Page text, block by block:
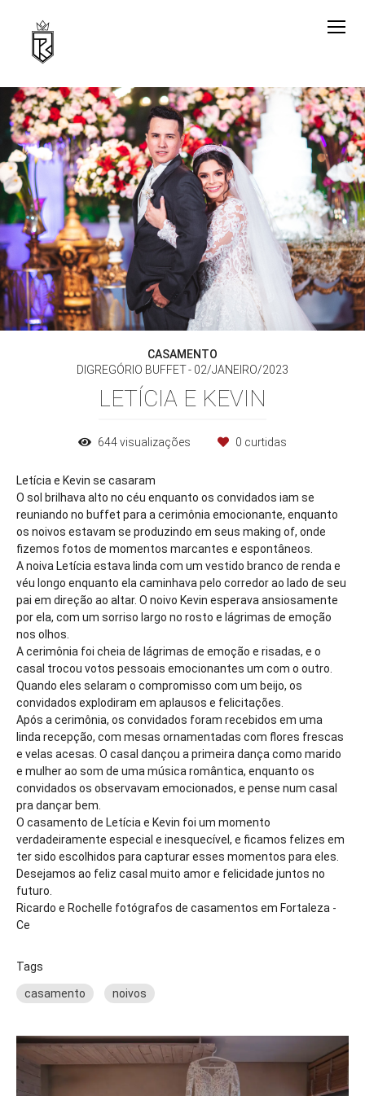
CASAMENTO
DIGREGÓRIO BUFFET
02/JANEIRO/2023
LETÍCIA E KEVIN
644visualizações 0 curtidas
Letícia e Kevin se casaram
O sol brilhava alto no céu enquanto os convidados iam se
reuniando no buffet para a cerimônia emocionante, enquanto
os noivos estavam se produzindo em seus making of, onde
fizemos fotos de momentos marcantes e espontâneos.
A noiva Letícia estava linda com um vestido branco de renda e
véu longo enquanto ela caminhava pelo corredor ao lado de seu
pai em direção ao altar. O noivo Kevin esperava ansiosamente
por ela, com um sorriso largo no rosto e lágrimas de emoção
nos olhos.
A cerimônia foi cheia de lágrimas de emoção e risadas, e o
casal trocou votos pessoais emocionantes um com o outro.
Quando eles selaram o compromisso com um beijo, os
convidados explodiram em aplausos e felicitações.
Após a cerimônia, os convidados foram recebidos em uma
linda recepção, com mesas ornamentadas com flores frescas
e velas acesas. O casal dançou a primeira dança como marido
e mulher ao som de uma música romântica, enquanto os
convidados os observavam emocionados, e pense num casal
pra dançar bem.
O casamento de Letícia e Kevin foi um momento
verdadeiramente especial e inesquecível, e ficamos felizes em
ter sido escolhidos para capturar esses momentos para eles.
Desejamos ao feliz casal muito amor e felicidade juntos no
futuro.
Ricardo e Rochelle fotógrafos de casamentos em Fortaleza -
Ce
Tags
casamento noivos